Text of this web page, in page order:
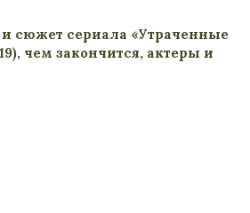
сюжет сериала «Утраченные
чем закончится, актеры и